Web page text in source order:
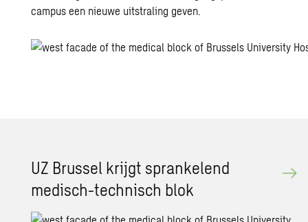
campus een nieuwe uitstraling geven.
UZ Brussel krijgt sprankelend
medisch-technisch blok